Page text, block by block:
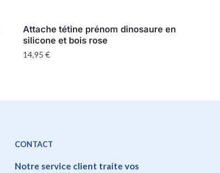
Attache tétine prénom dinosaure en
silicone et bois rose
14,95 €
CONTACT
Notre service client traite vos